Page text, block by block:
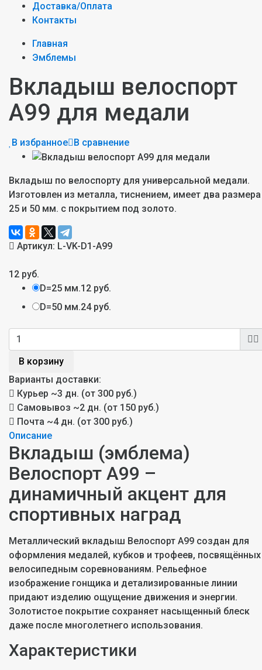
Доставка/Оплата
Контакты
Главная
Эмблемы
Вкладыш велоспорт
A99 для медали
В избранное В сравнение
Вкладыш по велоспорту для универсальной медали.
Изготовлен из металла, тиснением, имеет два размера
25 и 50 мм. с покрытием под золото.
Артикул: L-VK-D1-A99
12 руб.
D=25 мм.12 руб.
D=50 мм.24 руб.
В корзину
Варианты доставки:
Курьер ~3 дн. (от 300 руб.)
Самовывоз ~2 дн. (от 150 руб.)
Почта ~4 дн. (от 300 руб.)
Описание
Вкладыш (эмблема)
Велоспорт A99 –
динамичный акцент для
спортивных наград
Металлический вкладыш Велоспорт A99 создан для
оформления медалей, кубков и трофеев, посвящённых
велосипедным соревнованиям. Рельефное
изображение гонщика и детализированные линии
придают изделию ощущение движения и энергии.
Золотистое покрытие сохраняет насыщенный блеск
даже после многолетнего использования.
Характеристики